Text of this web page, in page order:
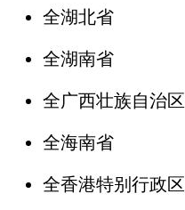
全湖北省
全湖南省
全广西壮族自治区
全海南省
全香港特别行政区